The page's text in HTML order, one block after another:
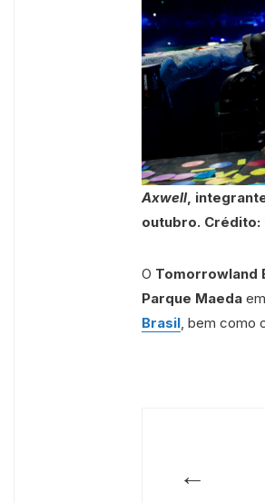
Axwell,
outubro. Crédito:
O Tomorrowland
Parque Maeda
Brasil, bem como
←